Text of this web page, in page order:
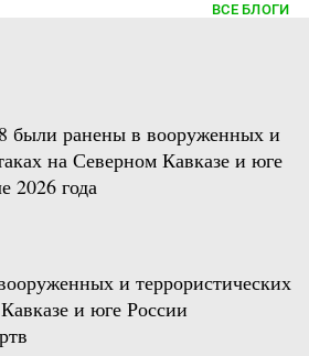
ВСЕ БЛОГИ
были ранены в вооруженных и
на Северном Кавказе и юге
2026 года
и террористических
и юге России